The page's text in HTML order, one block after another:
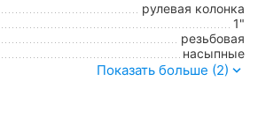
рулевая колонка
1"
резьбовая
насыпные
Показать больше (2)